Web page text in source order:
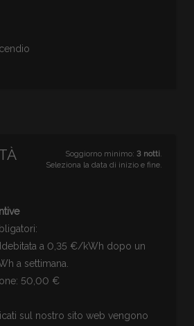
Soggiorno minimo: 3 notti.
Seleziona la data di inizio e fine.
a 0,35 €/kWh dopo un
a settimana.
50,00 €
sul nostro sito web vengono